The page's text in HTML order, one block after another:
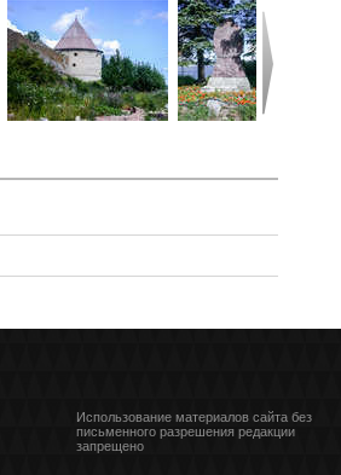
Использование материалов сайта без
письменного разрешения редакции
запрещено